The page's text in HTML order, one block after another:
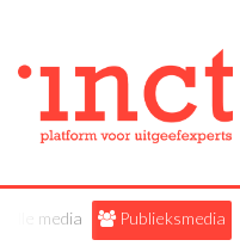
Alle media Publieksmedia